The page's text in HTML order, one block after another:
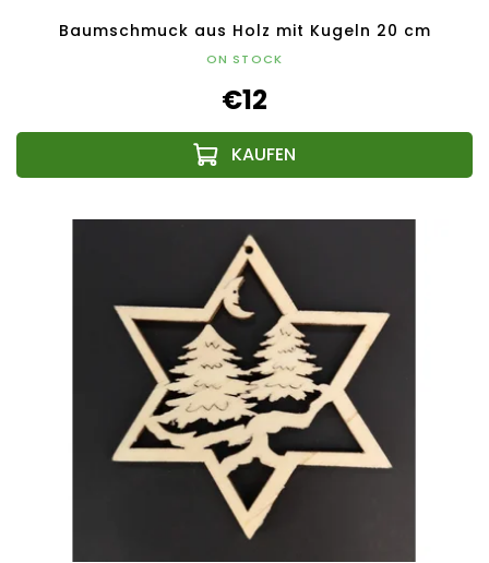
Baumschmuck aus Holz mit Kugeln 20 cm
ON STOCK
€12